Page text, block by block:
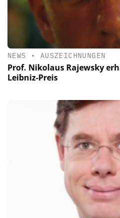
NEWS • AUSZEICHNUNGEN
Prof. Nikolaus Rajewsky
Leibniz-Preis